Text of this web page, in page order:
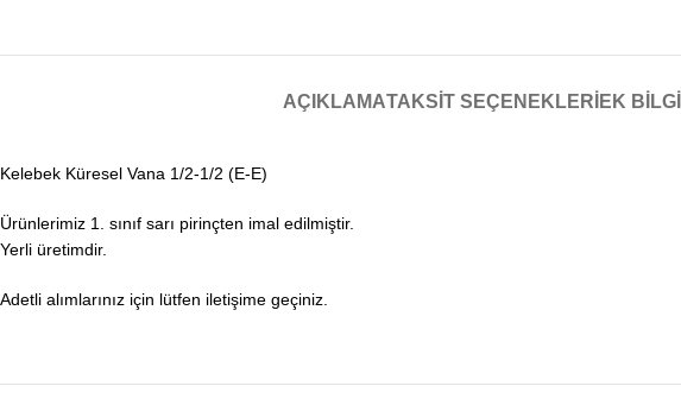
AÇIKLAMATAKSIT SEÇENEKLERI EK BILGI
Kelebek Küresel Vana 1/2-1/2 (E-E)
Ürünlerimiz 1. sınıf sarı pirinçten imal edilmiştir.
Yerli üretimdir.
Adetli alımlarınız için lütfen iletişime geçiniz.